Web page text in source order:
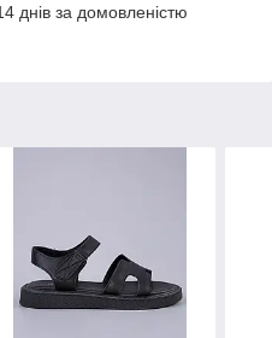
днів за домовленістю